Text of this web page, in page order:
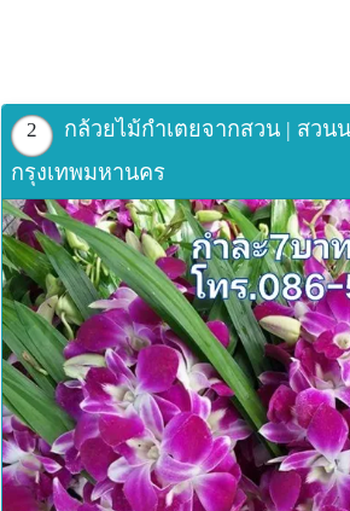
2
กล้วยไม้กำเตยจากสวน | สวน
กรุงเทพมหานคร